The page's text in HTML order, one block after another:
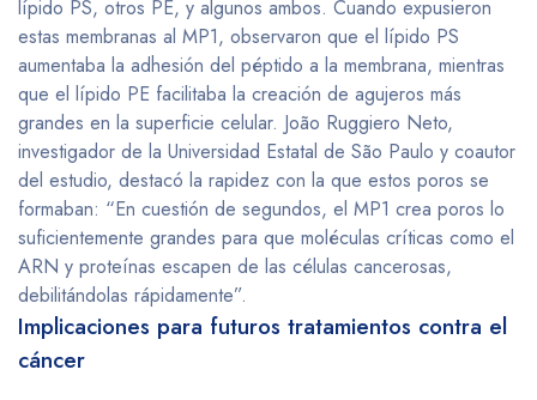
lípido PS, otros PE, y algunos ambos. Cuando expusieron
estas membranas al MP1, observaron que el lípido PS
aumentaba la adhesión del péptido a la membrana, mientras
que el lípido PE facilitaba la creación de agujeros más
grandes en la superficie celular. João Ruggiero Neto,
investigador de la Universidad Estatal de São Paulo y coautor
del estudio, destacó la rapidez con la que estos poros se
formaban: “En cuestión de segundos, el MP1 crea poros lo
suficientemente grandes para que moléculas críticas como el
ARN y proteínas escapen de las células cancerosas,
debilitándolas rápidamente”.
Implicaciones para futuros tratamientos contra el
cáncer